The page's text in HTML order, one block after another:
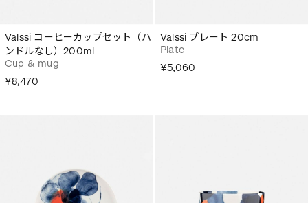
Valssi コーヒーカップセット（ハ
ンドルなし）200ml
Cup & mug
¥8,470
Valssi プレート 20cm
Plate
¥5,060